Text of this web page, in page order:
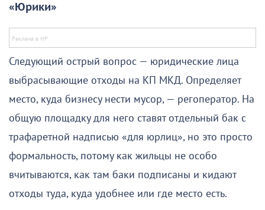
«Юрики»
Следующий острый вопрос — юридические лица
выбрасывающие отходы на КП МКД. Определяет
место, куда бизнесу нести мусор, — регоператор. На
общую площадку для него ставят отдельный бак с
трафаретной надписью «для юрлиц», но это просто
формальность, потому как жильцы не особо
вчитываются, как там баки подписаны и кидают
отходы туда, куда удобнее или где место есть.